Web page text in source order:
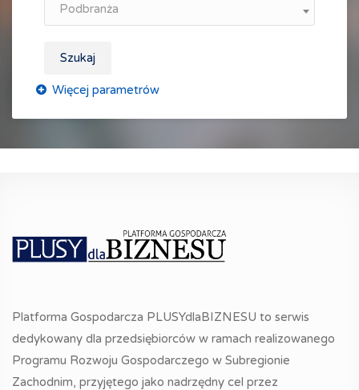
Podbranża
Szukaj
Platforma Gospodarcza PLUSYdlaBIZNESU to serwis
dedykowany dla przedsiębiorców w ramach realizowanego
Programu Rozwoju Gospodarczego w Subregionie
Zachodnim, przyjętego jako nadrzędny cel przez